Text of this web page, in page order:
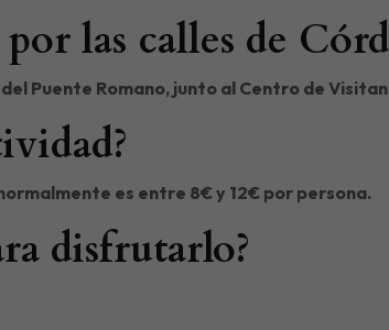
las calles de
Puente Romano, junto al Centro de
es entre 8€ y 12€ por persona.
disfrutarlo?